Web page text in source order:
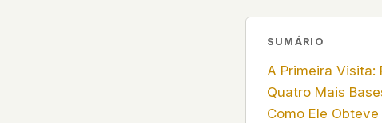
If this concerns you, a VPN or Tor will handle it. We
This isn't a privacy policy written by lawyers to protect us.
promise written by us to protect you. If we ever add
SUMÁRIO
A Primeira Visita:
Quatro Mais
Como Ele